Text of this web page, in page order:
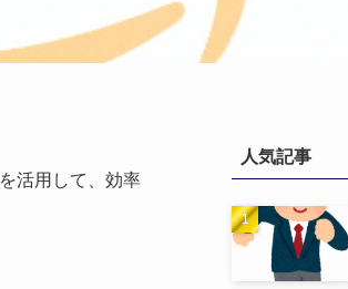
を活用して、効率
人気記事